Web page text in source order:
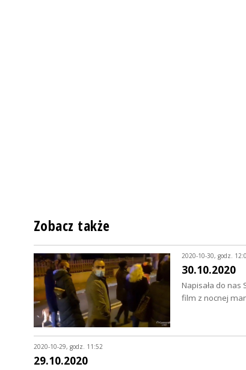
Zobacz także
2020-10-30, godz.
30.10.2020
Napisała do nas
film z nocnej
2020-10-29, godz. 11:52
29.10.2020